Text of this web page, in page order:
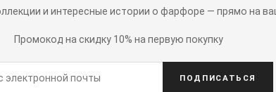
и интересные истории о фарфоре — прямо на
Промокод на скидку 10% на первую покупку
ПОДПИСАТЬСЯ